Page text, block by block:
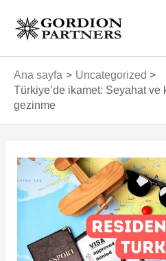
Ana sayfa
Uncategorized
Türkiye’de ikamet: Seyahat ve
gezinme